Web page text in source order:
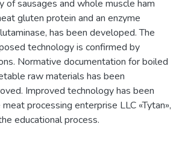
of sausages and whole muscle ham
gluten protein and an enzyme
has been developed. The
technology is confirmed by
Normative documentation for boiled
raw materials has been
Improved technology has been
processing enterprise LLC «Tytan»,
educational process.